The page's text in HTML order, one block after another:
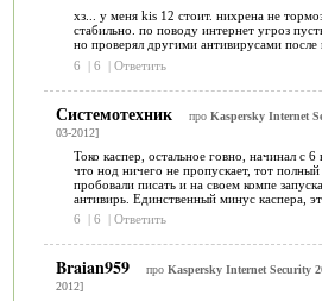
хз... у меня kis 12 стоит. нихрена не
стабильно. по поводу интернет угроз
но проверял другими антивирусами после
6
| 6 | Ответить
Системотехник про Kaspersky Internet
03-2012]
Токо каспер, остальное говно, начинал с
что нод ничего не пропускает, тот
пробовали писать и на своем компе
антивирь. Единственный минус каспера,
6
| 6 | Ответить
Braian959 про Kaspersky Internet Security
2012]